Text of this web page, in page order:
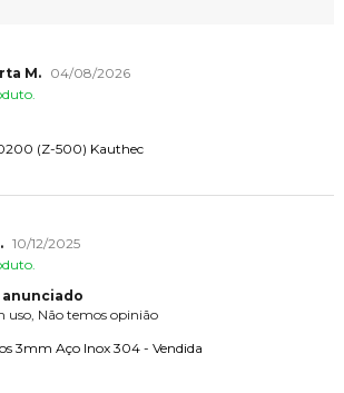
M.
04/08/2026
(Z-500) Kauthec
10/12/2025
uso, Não temos opinião
3mm Aço Inox 304 - Vendida